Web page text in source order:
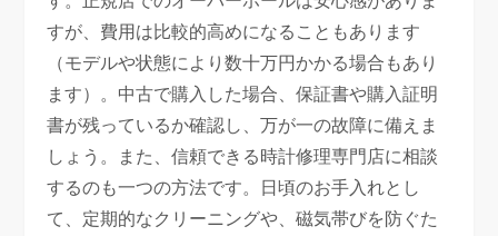
すが、費用は比較的高めになることもあります
（モデルや状態により数十万円かかる場合もあり
ます）。中古で購入した場合、保証書や購入証明
書が残っているか確認し、万が一の故障に備えま
しょう。また、信頼できる時計修理専門店に相談
するのも一つの方法です。日頃のお手入れとし
て、定期的なクリーニングや、磁気帯びを防ぐた